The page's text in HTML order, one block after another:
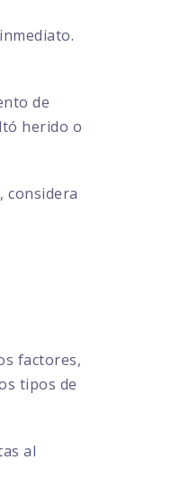
de
herido o
considera
factores,
tipos de
al